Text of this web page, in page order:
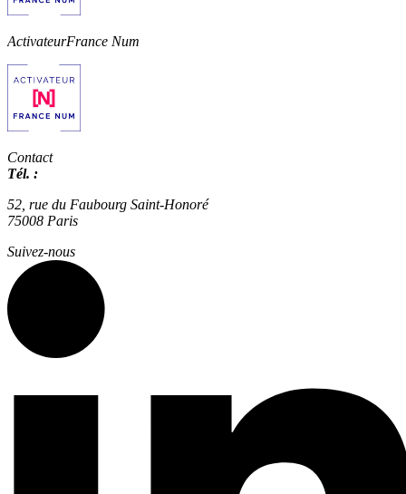
ActivateurFrance Num
Contact
Tél. :
52, rue du Faubourg Saint-Honoré
75008 Paris
Suivez-nous